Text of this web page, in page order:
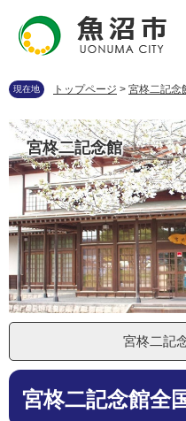
先
で
。
を
ば
て
本
現在地 トップページ > 宮柊二記念
宮柊二記念館
宮柊二記
本
宮柊二記念館全